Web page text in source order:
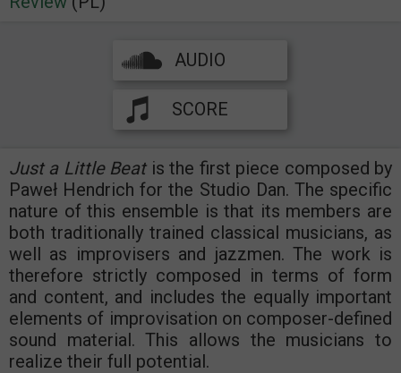
AUDIO
SCORE
Just a Little Beatis the first piece composed by
Paweł Hendrich for the Studio Dan. The specific
nature of this ensemble is that its members are
both traditionally trained classical musicians, as
well as improvisers and jazzmen. The work is
therefore strictly composed in terms of form
and content, and includes the equally important
elements of improvisation on composer-defined
sound material. This allows the musicians to
realize their full potential.